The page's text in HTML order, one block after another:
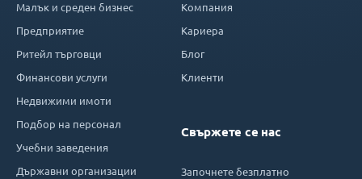
Малък и среден бизнес
Предприятие
Ритейл търговци
Финансови услуги
Недвижими имоти
Подбор на персонал
Учебни заведения
Държавни организации
Компания
Кариера
Блог
Клиенти
Свържете се нас
Започнете безплатно